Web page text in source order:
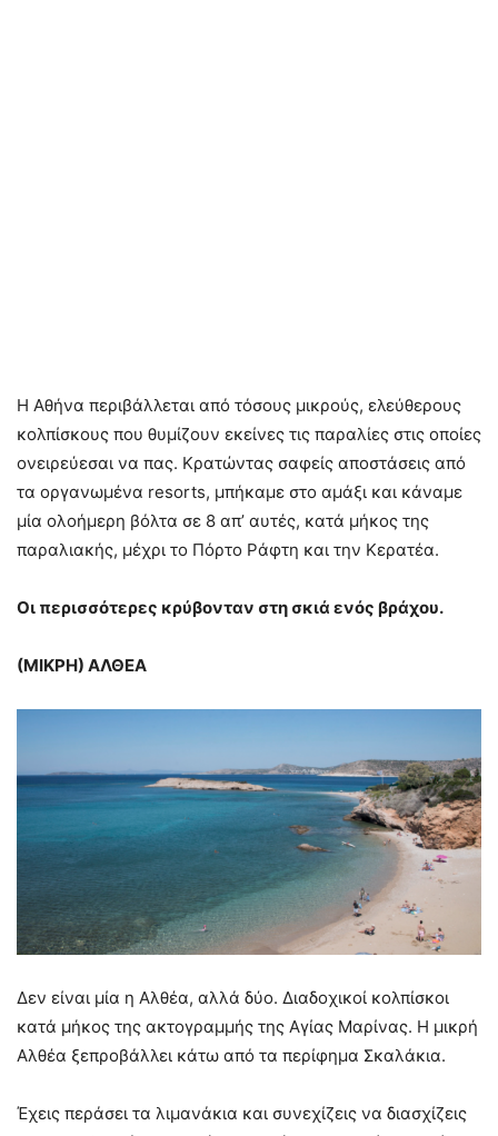
Η Αθήνα περιβάλλεται από τόσους μικρούς, ελεύθερους
κολπίσκους που θυμίζουν εκείνες τις παραλίες στις οποίες
ονειρεύεσαι να πας. Κρατώντας σαφείς αποστάσεις από
τα οργανωμένα resorts, μπήκαμε στο αμάξι και κάναμε
μία ολοήμερη βόλτα σε 8 απ’ αυτές, κατά μήκος της
παραλιακής, μέχρι το Πόρτο Ράφτη και την Κερατέα.
Οι περισσότερες κρύβονταν στη σκιά ενός βράχου.
(ΜΙΚΡΗ) ΑΛΘΕΑ
Δεν είναι μία η Αλθέα, αλλά δύο. Διαδοχικοί κολπίσκοι
κατά μήκος της ακτογραμμής της Αγίας Μαρίνας. Η μικρή
Αλθέα ξεπροβάλλει κάτω από τα περίφημα Σκαλάκια.
Έχεις περάσει τα λιμανάκια και συνεχίζεις να διασχίζεις